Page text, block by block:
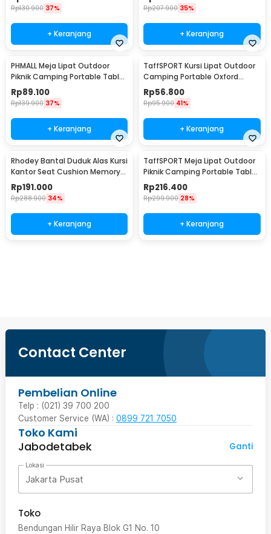
Rp130.900 37%
+ Keranjang
Rp207.900 35%
+ Keranjang
PHMALL Meja Lipat Outdoor
Piknik Camping Portable Table
with Bag 55x41x41cm - PH3
Rp89.100
Rp139.900 37%
+ Keranjang
TaffSPORT Kursi Lipat Outdoor
Camping Portable Oxford
Folding Chair L - OL3336
Rp56.800
Rp95.900 41%
+ Keranjang
Rhodey Bantal Duduk Alas Kursi
Kantor Seat Cushion Memory
Foam 2 PCS - D40
Rp191.000
Rp288.900 34%
+ Keranjang
TaffSPORT Meja Lipat Outdoor
Piknik Camping Portable Table
118x55x50cm - TX120
Rp216.400
Rp299.900 28%
+ Keranjang
Contact Center
Pembelian Online
Telp : (021) 39 700 200
Customer Service (WA) : 0899 721 7050
Toko Kami
Jabodetabek
Ganti
Lokasi
Jakarta Pusat
Toko
Bendungan Hilir Raya Blok G1 No. 10